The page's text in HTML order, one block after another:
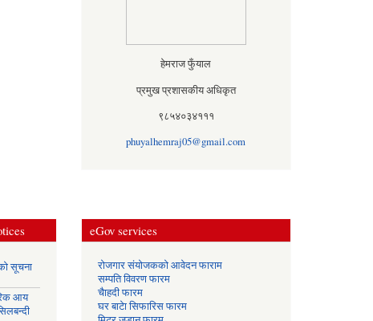
हेमराज फुँयाल
प्रमुख प्रशासकीय अधिकृत
९८५४०३४१११
phuyalhemraj05@gmail.com
सूचना
आय
eGov services
रोजगार संयोजकको आवेदन फाराम
सम्पति विवरण फारम
चैाहदी फारम
घर बाटेा सिफारिस फारम